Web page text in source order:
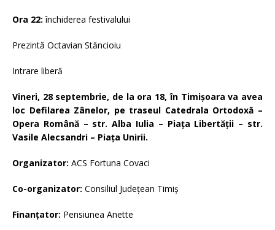
Ora 22:închiderea festivalului
Prezintă Octavian Stăncioiu
Intrare liberă
Vineri, 28 septembrie, de la ora 18, în Timișoara va avea
loc Defilarea Zânelor, pe traseul Catedrala Ortodoxă –
Opera Română – str. Alba Iulia – Piața Libertății – str.
Vasile Alecsandri – Piața Unirii.
Organizator: ACS Fortuna Covaci
Co-organizator: Consiliul Judeţean Timiş
Finanțator: Pensiunea Anette